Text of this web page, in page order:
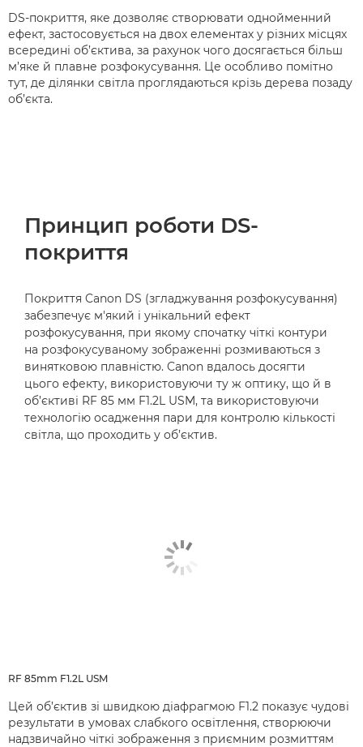
DS-покриття, яке дозволяє створювати однойменний
ефект, застосовується на двох елементах у різних місцях
всередині об’єктива, за рахунок чого досягається більш
м’яке й плавне розфокусування. Це особливо помітно
тут, де ділянки світла проглядаються крізь дерева позаду
об’єкта.
Принцип роботи DS-
покриття
Покриття Canon DS (згладжування розфокусування)
забезпечує м'який і унікальний ефект
розфокусування, при якому спочатку чіткі контури
на розфокусуваному зображенні розмиваються з
винятковою плавністю. Canon вдалось досягти
цього ефекту, використовуючи ту ж оптику, що й в
об’єктиві RF 85 мм F1.2L USM, та використовуючи
технологію осадження пари для контролю кількості
світла, що проходить у об’єктив.
RF 85mm F1.2L USM
Цей об’єктив зі швидкою діафрагмою F1.2 показує чудові
результати в умовах слабкого освітлення, створюючи
надзвичайно чіткі зображення з приємним розмиттям